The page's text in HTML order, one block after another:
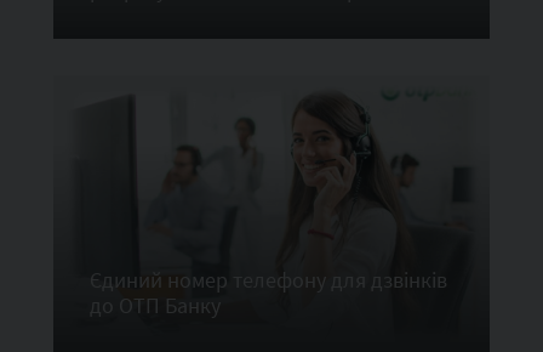
Єдиний номер телефону для дзвінків
до ОТП Банку